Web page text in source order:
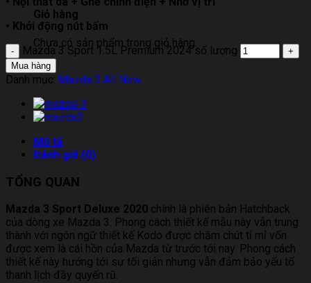
Giỏ hàng
Chưa có sản phẩm trong giỏ hàng.
• Khởi động nút bấm
Mazda 3 Sport 1.5L Premium 2024 số lượng
Mua hàng
Danh mục: Mazda 3 All New
Mô tả
Đánh giá (0)
TỔNG QUAN
Mazda 3 Sport Deluxe 2020 chính là phiên bản Hatchback
của dòng xe Mazda 3. Phong cách thiết kế mẫu này vẫn trung
thành với ngôn ngữ thiết kế Kodo được chăm chút tỉ mỉ vốn
được xem là cái hồn của Mazda từ trước tới nay. Phong cách
thiết kế này hướng tới sự tối giản nhưng vẫn đảm bảo yếu tố
thanh lịch đầy quyến rũ.